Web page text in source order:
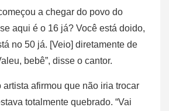
a chegar do povo do
aqui é o 16 já? Você está doido,
no 50 já. [Veio] diretamente de
bebê”, disse o cantor.
artista afirmou que não iria trocar
totalmente quebrado. “Vai